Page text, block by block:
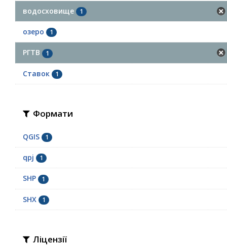
водосховище 1
озеро 1
РГТВ 1
Ставок 1
Формати
QGIS 1
qpj 1
SHP 1
SHX 1
Ліцензії